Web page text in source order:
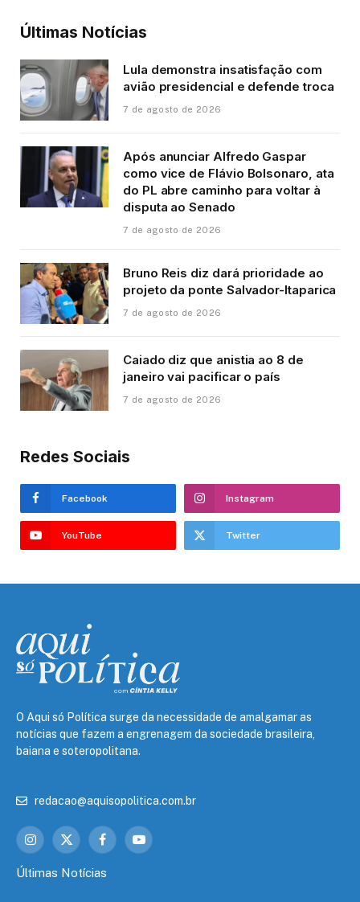
Últimas Notícias
Lula demonstra insatisfação com
avião presidencial e defende troca
7 de agosto de 2026
Após anunciar Alfredo Gaspar
como vice de Flávio Bolsonaro, ata
do PL abre caminho para voltar à
disputa ao Senado
7 de agosto de 2026
Bruno Reis diz dará prioridade ao
projeto da ponte Salvador-Itaparica
7 de agosto de 2026
Caiado diz que anistia ao 8 de
janeiro vai pacificar o país
7 de agosto de 2026
Redes Sociais
Facebook Instagram
YouTube Twitter
O Aqui só Política surge da necessidade de amalgamar as
notícias que fazem a engrenagem da sociedade brasileira,
baiana e soteropolitana.
redacao@aquisopolitica.com.br
Instagram
X
FacebookYouTube
Últimas Notícias